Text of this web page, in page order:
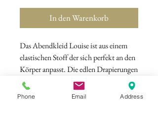
In den Warenkorb
Das Abendkleid Louise ist aus einem
elastischen Stoff der sich perfekt an den
Körper anpasst. Die edlen Drapierungen
schmiegen sich elegant um den Körper
und die Schleppe ist in schöner
Phone Email Address